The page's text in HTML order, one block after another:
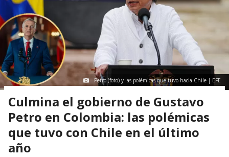
Petro (foto) y las polémicas que tuvo hacia Chile | EFE
Culmina el gobierno de Gustavo
Petro en Colombia: las polémicas
que tuvo con Chile en el último
año